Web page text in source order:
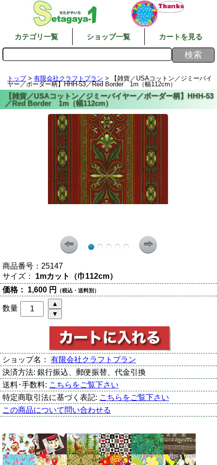
カテゴリ一覧 ショップ一覧 カートを見る
トップ> 有限会社クラフトプラン > 【雑貨／USAコットン／ジミーバイ
ヤー／ボーダー柄】HHH-53／Red Border 1m（幅112cm）
商品番号： 25147
サイズ： 1mカット（巾112cm）
価格： 1,600 円 （税込・送料別）
数量
ショップ名： 有限会社クラフトプラン
決済方法: 銀行振込、郵便振替、代金引換
送料･手数料: こちらをご覧下さい
特定商取引法に基づく表記: こちらをご覧下さい
この商品について問い合わせる